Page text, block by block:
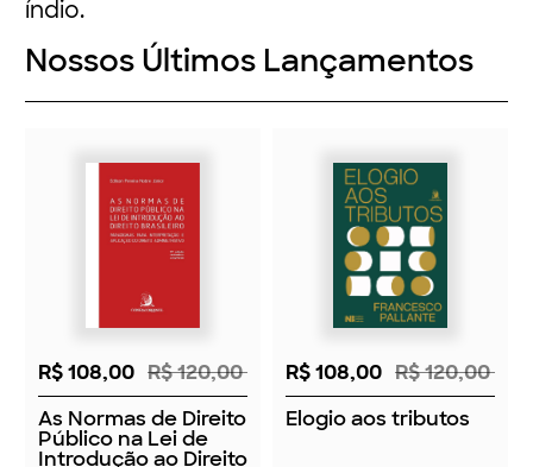
índio.
Nossos Últimos Lançamentos
R$ 108,00 R$ 120,00
As Normas de Direito
Público na Lei de
Introdução ao Direito
R$ 108,00 R$ 120,00
Elogio aos tributos